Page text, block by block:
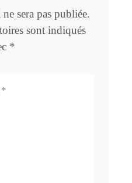
sera pas publiée.
sont indiqués
*